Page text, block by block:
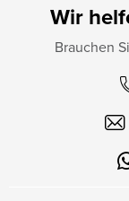
Wir
Brauchen